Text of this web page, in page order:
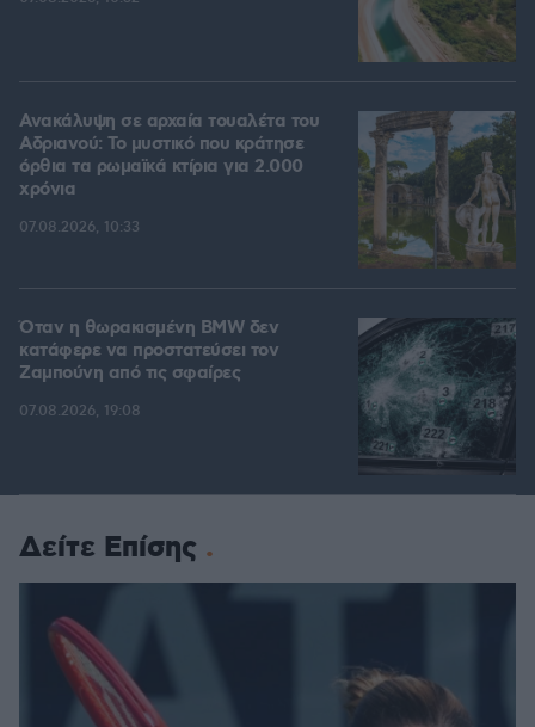
Ανακάλυψη σε αρχαία τουαλέτα του
Αδριανού: Το μυστικό που κράτησε
όρθια τα ρωμαϊκά κτίρια για 2.000
χρόνια
07.08.2026, 10:33
Όταν η θωρακισμένη BMW δεν
κατάφερε να προστατεύσει τον
Ζαμπούνη από τις σφαίρες
07.08.2026, 19:08
Δείτε Επίσης